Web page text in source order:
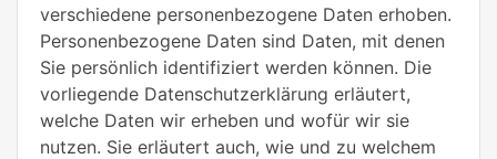
verschiedene personenbezogene Daten erhoben.
Personenbezogene Daten sind Daten, mit denen
Sie persönlich identifiziert werden können. Die
vorliegende Datenschutzerklärung erläutert,
welche Daten wir erheben und wofür wir sie
nutzen. Sie erläutert auch, wie und zu welchem